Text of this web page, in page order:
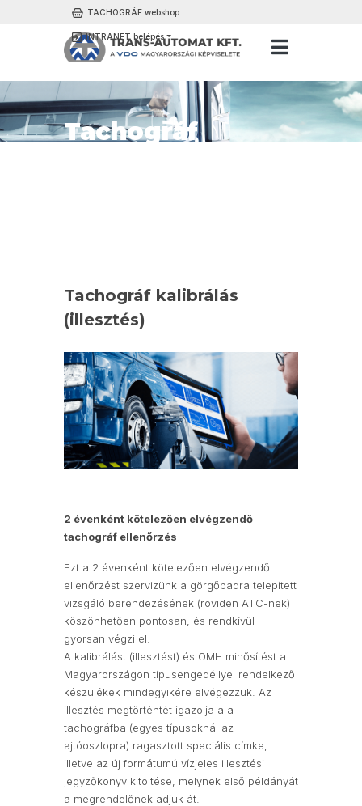
TACHOGRÁF webshop
INTRANET belépés
Tachográf
Tachográf kalibrálás (illesztés)
Tachográf kalibrálás
(illesztés)
2 évenként kötelezően elvégzendő
tachográf ellenőrzés
Ezt a 2 évenként kötelezően elvégzendő
ellenőrzést szervizünk a görgőpadra telepített
vizsgáló berendezésének (röviden ATC-nek)
köszönhetően pontosan, és rendkívül
gyorsan végzi el.
A kalibrálást (illesztést) és OMH minősítést a
Magyarországon típusengedéllyel rendelkező
készülékek mindegyikére elvégezzük. Az
illesztés megtörténtét igazolja a a
tachográfba (egyes típusoknál az
ajtóoszlopra) ragasztott speciális címke,
illetve az új formátumú vízjeles illesztési
jegyzőkönyv kitöltése, melynek első példányát
a megrendelőnek adjuk át.